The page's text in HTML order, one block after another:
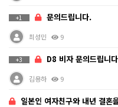
+1 문의드립니다.
최성민 9
+3 D8 비자 문의드립니
김용하 9
일본인 여자친구와 내년 결혼을 해